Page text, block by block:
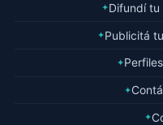
✦Difundí tu
✦Publicitá
✦
✦
✦